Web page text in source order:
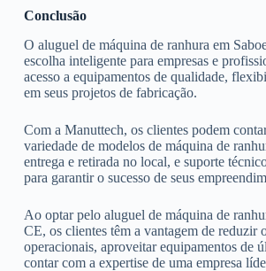
Conclusão
O aluguel de máquina de ranhura em
escolha inteligente para empresas e
acesso a equipamentos de qualidade,
em seus projetos de fabricação.
Com a Manuttech, os clientes podem
variedade de modelos de máquina de
entrega e retirada no local, e suporte
para garantir o sucesso de seus
Ao optar pelo aluguel de máquina de
CE, os clientes têm a vantagem de reduzir
operacionais, aproveitar equipamentos de
contar com a expertise de uma empresa